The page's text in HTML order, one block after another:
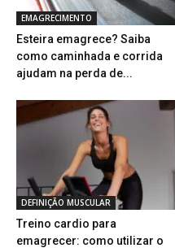
EMAGRECIMENTO
Esteira emagrece? Saiba
como caminhada e corrida
ajudam na perda de...
DEFINIÇÃO MUSCULAR
Treino cardio para
emagrecer: como utilizar o